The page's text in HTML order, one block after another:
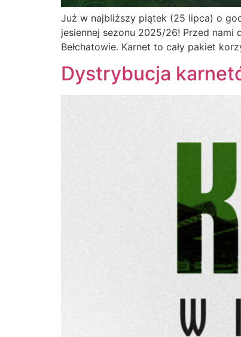
Już w najbliższy piątek (25 lipca) o
jesiennej sezonu 2025/26! Przed
Bełchatowie. Karnet to cały pakiet
Dystrybucja